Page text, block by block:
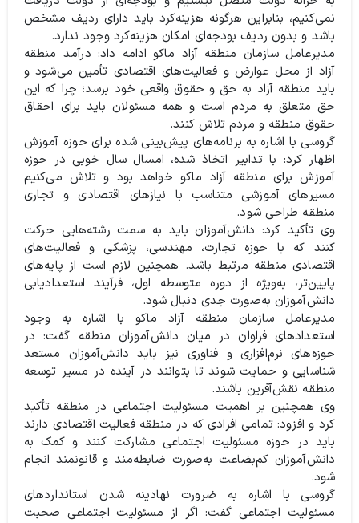
نمی‌کنیم، بنابراین هرگونه هزینه‌کرد باید دارای ردیف مشخص
باشد و بدون ردیف بودجه‌ای امکان هزینه‌کرد وجود ندارد.
مدیرعامل سازمان منطقه آزاد ماکو ادامه داد: درآمد منطقه
آزاد از محل عوارض و فعالیت‌های اقتصادی تأمین می‌شود و
باید منطقه آزاد به حق و حقوق واقعی خود برسد؛ چرا که این
حق متعلق به مردم است و همه مسئولان باید برای احقاق
حقوق منطقه و مردم تلاش کنند.
گروسی با اشاره به برنامه‌های پیش‌بینی شده برای حوزه آموزش
اظهار کرد: با تدابیر اتخاذ شده، امسال سال خوبی در حوزه
آموزش برای منطقه آزاد ماکو خواهد بود و تلاش می‌کنیم
مسیرهای آموزشی متناسب با نیازهای اقتصادی و تجاری
منطقه طراحی شود.
وی تأکید کرد: دانش‌آموزان باید به سمت رشته‌هایی حرکت
کنند که با حوزه تجارت، مهندسی، پزشکی و فعالیت‌های
اقتصادی منطقه مرتبط باشد. همچنین لازم است از پایه‌های
پایین‌تر، به‌ویژه از دوره متوسطه اول، فرآیند استعدادیابی
دانش‌آموزان به‌صورت جدی دنبال شود.
مدیرعامل سازمان منطقه آزاد ماکو با اشاره به وجود
استعدادهای فراوان در میان دانش‌آموزان منطقه گفت: در
حوزه‌های نرم‌افزاری و فناوری نیز باید دانش‌آموزان مستعد
شناسایی و حمایت شوند تا بتوانند در آینده در مسیر توسعه
منطقه نقش‌آفرین باشند.
وی همچنین بر اهمیت مسئولیت اجتماعی در منطقه تأکید
کرد و افزود: تمامی افرادی که در منطقه فعالیت اقتصادی دارند
باید در حوزه مسئولیت اجتماعی مشارکت کنند و کمک به
دانش‌آموزان کم‌بضاعت به‌صورت ضابطه‌مند و قانونمند انجام
شود.
گروسی با اشاره به ضرورت نهادینه شدن استانداردهای
مسئولیت اجتماعی گفت: اگر از مسئولیت اجتماعی صحبت